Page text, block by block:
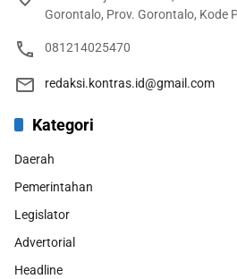
Gorontalo, Prov. Gorontalo, Kode
081214025470
redaksi.kontras.id@gmail.com
Kategori
Daerah
Pemerintahan
Legislator
Advertorial
Headline